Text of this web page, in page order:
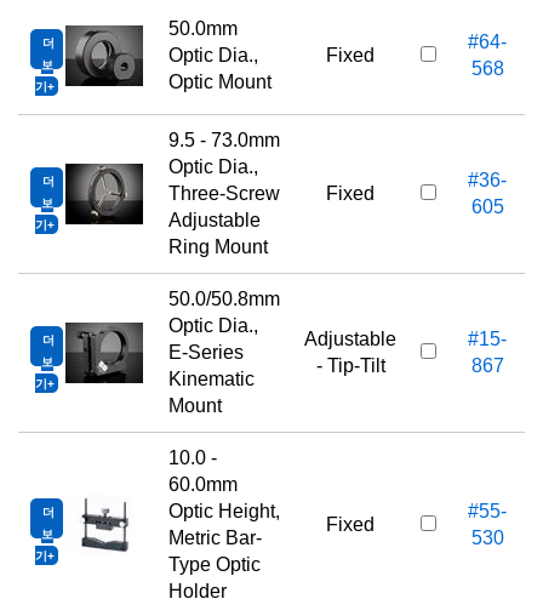
더
보
기
50.0mm
Optic Dia.,
Optic Mount
Fixed
#64-
568
더
보
기
9.5 - 73.0mm
Optic Dia.,
Three-Screw
Adjustable
Ring Mount
Fixed
#36-
605
더
보
기
50.0/50.8mm
Optic Dia.,
E-Series
Kinematic
Mount
Adjustable
- Tip-Tilt
#15-
867
더
보
기
10.0 -
60.0mm
Optic Height,
Metric Bar-
Type Optic
Holder
Fixed
#55-
530